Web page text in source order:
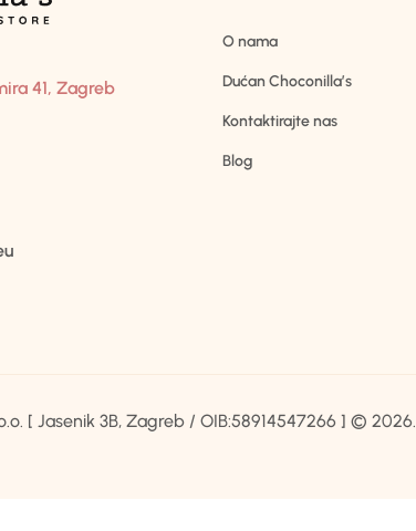
41, Zagreb
O nama
Dućan Choconilla’s
Kontaktirajte nas
Blog
[ Jasenik 3B, Zagreb / OIB:58914547266 ] © 2026.